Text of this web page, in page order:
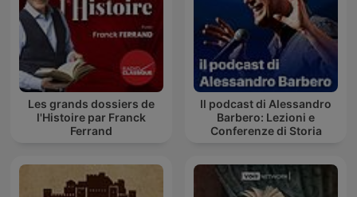
Les grands dossiers de
l'Histoire par Franck
Ferrand
Il podcast di Alessandro
Barbero: Lezioni e
Conferenze di Storia